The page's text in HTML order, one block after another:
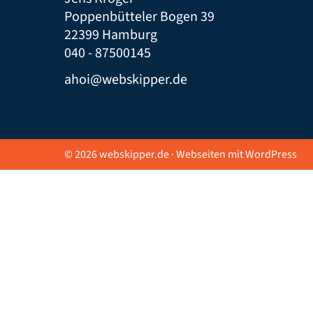
Poppenbütteler Bogen 39
22399 Hamburg
040 - 87500145
ahoi@webskipper.de
© 2026 webskipper.de · Webseiten mit WordPress